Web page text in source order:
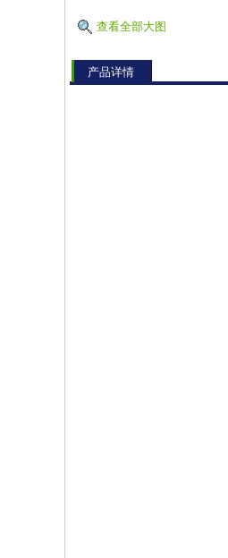
查看全部大图
产品详情